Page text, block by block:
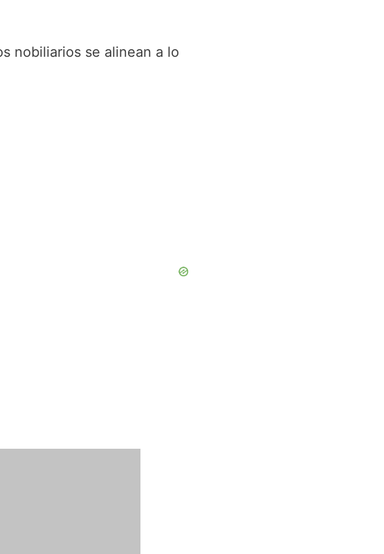
nobiliarios se alinean a lo